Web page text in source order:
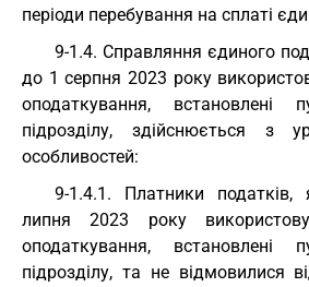
періоди перебування на сплаті
9-1.4. Справляння єдиного
до 1 серпня 2023 року
оподаткування,
підрозділу, здійснюється з
особливостей:
9-1.4.1. Платники
липня 2023 року
оподаткування,
підрозділу, та не відмовилися